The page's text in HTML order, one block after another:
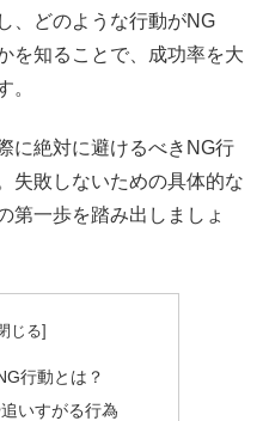
、どのような行動がNG
を知ることで、成功率を大
。
に絶対に避けるべきNG行
失敗しないための具体的な
第一歩を踏み出しましょ
行動とは？
いすがる行為